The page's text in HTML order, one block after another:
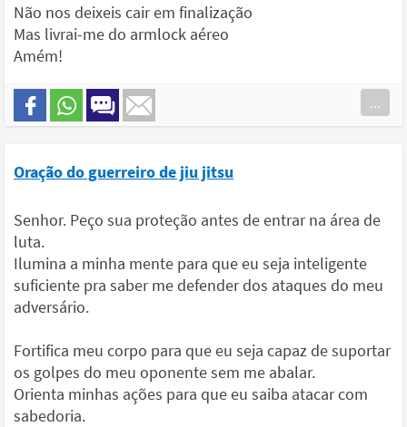
Não nos deixeis cair em finalização
Mas livrai-me do armlock aéreo
Amém!
...
Oração do guerreiro de jiu jitsu
Senhor. Peço sua proteção antes de entrar na área de
luta.
Ilumina a minha mente para que eu seja inteligente
suficiente pra saber me defender dos ataques do meu
adversário.
Fortifica meu corpo para que eu seja capaz de suportar
os golpes do meu oponente sem me abalar.
Orienta minhas ações para que eu saiba atacar com
sabedoria.